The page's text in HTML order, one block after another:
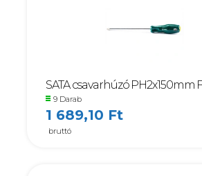
SATA csavarhúzó PH2x150mm
9 Darab
1 689,10 Ft
bruttó